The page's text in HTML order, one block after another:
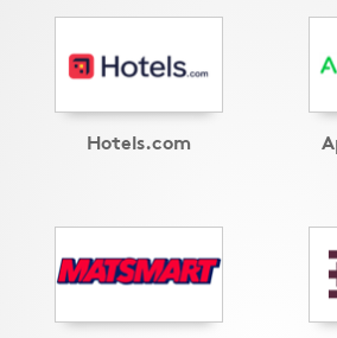
Hotels.com